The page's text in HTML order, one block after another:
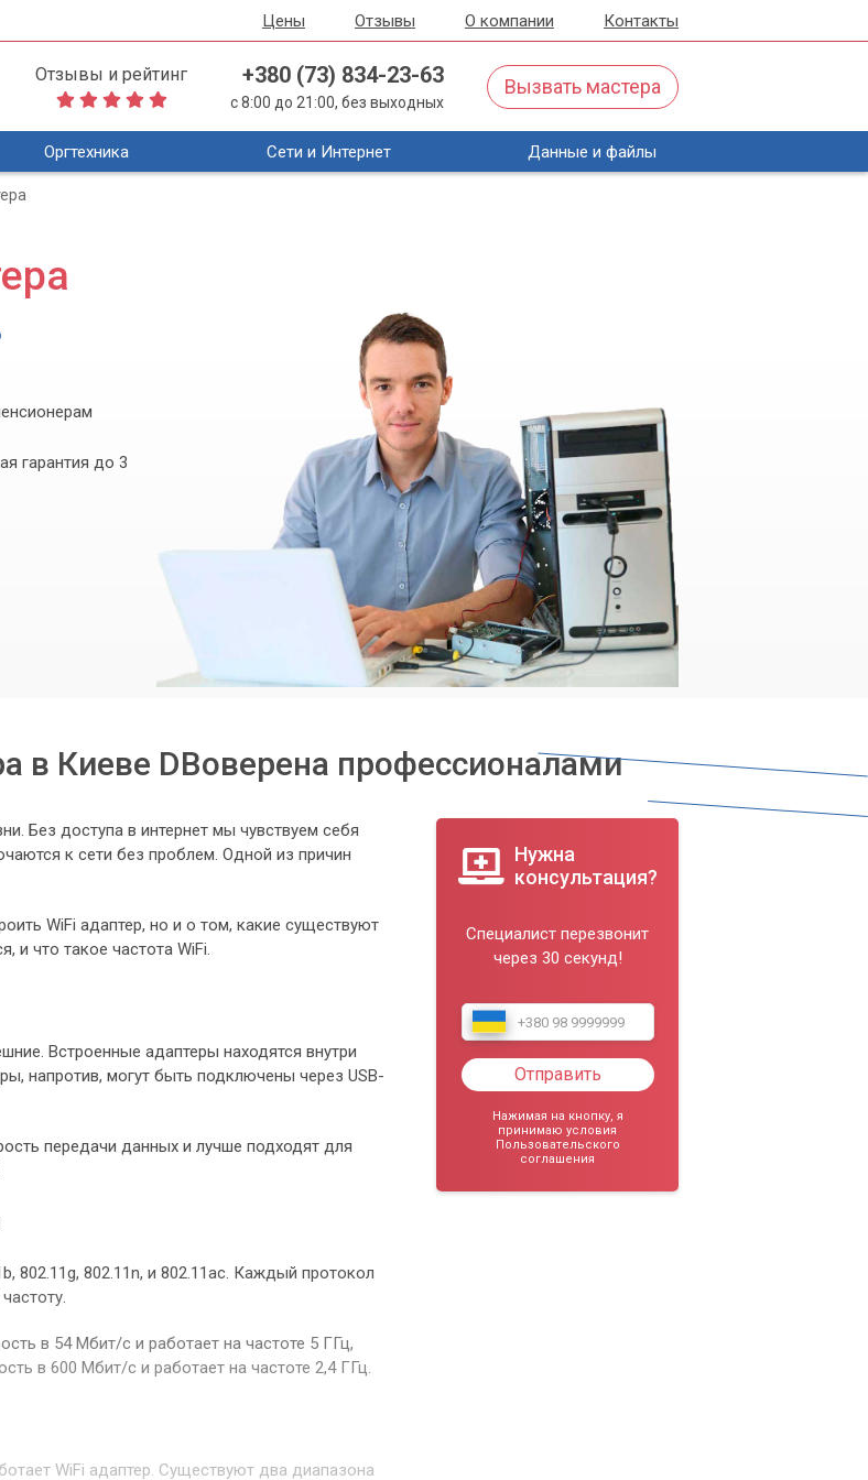
Цены Отзывы О компании Контакты
Отзывы и рейтинг +380 (73) 834-23-63
с 8:00 до 21:00, без выходных
Вызвать мастера
Оргтехника Сети и Интернет Данные и файлы
гарантия до 3
в Киеве DBоверена профессионалами
Без доступа в интернет мы чувствуем себя
к сети без проблем. Одной из причин
WiFi адаптер, но и о том, какие существуют
и что такое частота WiFi.
Встроенные адаптеры находятся внутри
напротив, могут быть подключены через USB-
передачи данных и лучше подходят для
802.11g, 802.11n, и 802.11ac. Каждый протокол
в 54 Мбит/с и работает на частоте 5 ГГц,
в 600 Мбит/с и работает на частоте 2,4 ГГц.
WiFi адаптер. Существуют два диапазона
Нужна
консультация?
Специалист перезвонит
через 30 секунд!
Отправить
Нажимая на кнопку, я
принимаю условия
Пользовательского
соглашения